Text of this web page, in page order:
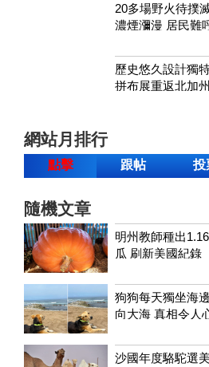
20多場野火待撲
濃煙瀰漫 居民難
歷史悠久設計獨
拼布展重返北加州
網站月排行
點擊 跟帖 投
隨機文章
明州教師種出
瓜 刷新美國紀錄
狗狗每天獨坐海
向大海 真相令人
沙國年度駱駝選